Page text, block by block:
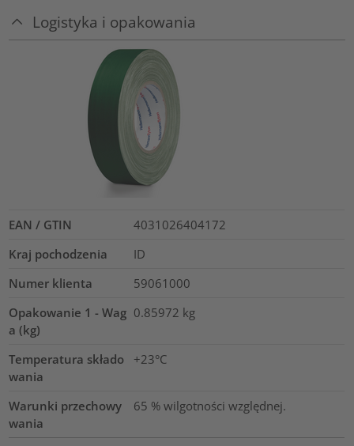
Logistyka i opakowania
EAN / GTIN
4031026404172
Kraj pochodzenia
ID
Numer klienta
59061000
Opakowanie 1 - Wag
a (kg)
0.85972 kg
Temperatura składo
wania
+23°C
Warunki przechowy
wania
65 % wilgotności względnej.